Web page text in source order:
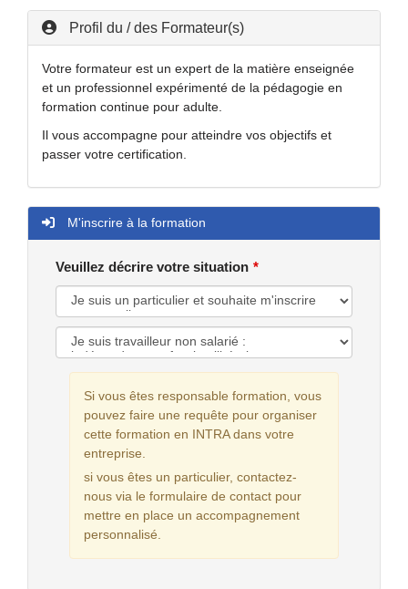
Profil du / des Formateur(s)
Votre formateur est un expert de la matière enseignée
et un professionnel expérimenté de la pédagogie en
formation continue pour adulte.
Il vous accompagne pour atteindre vos objectifs et
passer votre certification.
M'inscrire à la formation
Veuillez décrire votre situation
Si vous êtes responsable formation, vous
pouvez faire une requête pour organiser
cette formation en INTRA dans votre
entreprise.
si vous êtes un particulier, contactez-
nous via le formulaire de contact pour
mettre en place un accompagnement
personnalisé.